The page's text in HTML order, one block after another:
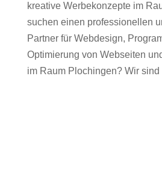
kreative Werbekonzepte im
suchen einen professionellen
Partner für Webdesign,
Optimierung von Webseiten
im Raum Plochingen? Wir sind